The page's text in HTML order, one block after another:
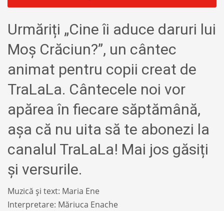
Urmăriți „Cine îi aduce daruri lui
Moș Crăciun?”, un cântec
animat pentru copii creat de
TraLaLa. Cântecele noi vor
apărea în fiecare săptămână,
așa că nu uita să te abonezi la
canalul TraLaLa! Mai jos găsiți
și versurile.
Muzică și text: Maria Ene
Interpretare: Măriuca Enache